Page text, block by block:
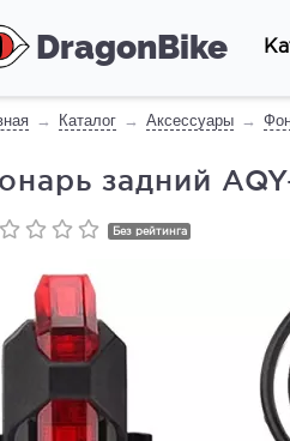
DragonBike
Каталог Аксессуары
задний
Без рейтинга